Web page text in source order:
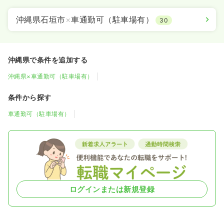
沖縄県石垣市×車通勤可（駐車場有） 30
沖縄県で条件を追加する
沖縄県×車通勤可（駐車場有）
条件から探す
車通勤可（駐車場有）
ログインまたは新規登録